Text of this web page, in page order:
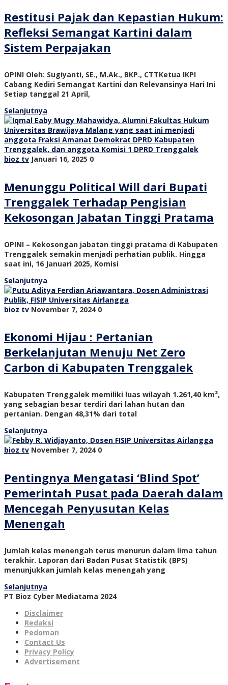
Restitusi Pajak dan Kepastian Hukum:
Refleksi Semangat Kartini dalam
Sistem Perpajakan
OPINI Oleh: Sugiyanti, SE., M.Ak., BKP., CTTKetua IKPI
Cabang Kediri Semangat Kartini dan Relevansinya Hari Ini
Setiap tanggal 21 April,
Selanjutnya
bioz tv Januari 16, 2025 0
Menunggu Political Will dari Bupati
Trenggalek Terhadap Pengisian
Kekosongan Jabatan Tinggi Pratama
OPINI – Kekosongan jabatan tinggi pratama di Kabupaten
Trenggalek semakin menjadi perhatian publik. Hingga
saat ini, 16 Januari 2025, Komisi
Selanjutnya
bioz tv November 7, 2024 0
Ekonomi Hijau : Pertanian
Berkelanjutan Menuju Net Zero
Carbon di Kabupaten Trenggalek
Kabupaten Trenggalek memiliki luas wilayah 1.261,40 km²,
yang sebagian besar terdiri dari lahan hutan dan
pertanian. Dengan 48,31% dari total
Selanjutnya
bioz tv November 7, 2024 0
Pentingnya Mengatasi ‘Blind Spot’
Pemerintah Pusat pada Daerah dalam
Mencegah Penyusutan Kelas
Menengah
Jumlah kelas menengah terus menurun dalam lima tahun
terakhir. Laporan dari Badan Pusat Statistik (BPS)
menunjukkan jumlah kelas menengah yang
Selanjutnya
PT Bioz Cyber Mediatama 2024
Disclaimer
Redaksi
Pedoman
Contact Us
Privacy Policy
Advertisement